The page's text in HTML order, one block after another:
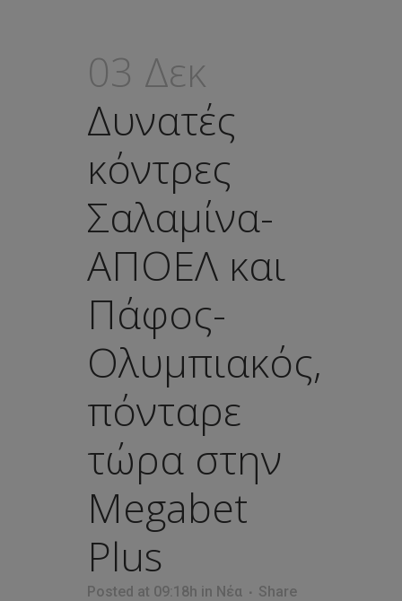
03 Δεκ
Δυνατές
κόντρες
Σαλαμίνα-
ΑΠΟΕΛ και
Πάφος-
Ολυμπιακός,
πόνταρε
τώρα στην
Megabet
Plus
Posted at 09:18h in Νέα Share